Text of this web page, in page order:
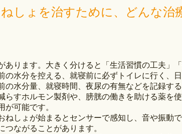
しょを治すために、どんな治
あります。大きく分けると「生活習慣の工夫」
の水分を控える、就寝前に必ずトイレに行く
の水分量、就寝時間、夜尿の有無などを記録す
らすホルモン製剤や、膀胱の働きを助ける薬を
が可能です。
ねしょが始まるとセンサーで感知し、音や振動
ながることがあります。